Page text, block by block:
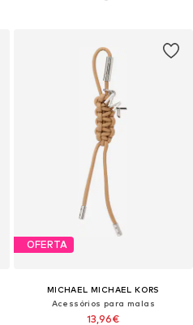
OFERTA
MICHAEL MICHAEL KORS
Acessórios para malas
13,96€